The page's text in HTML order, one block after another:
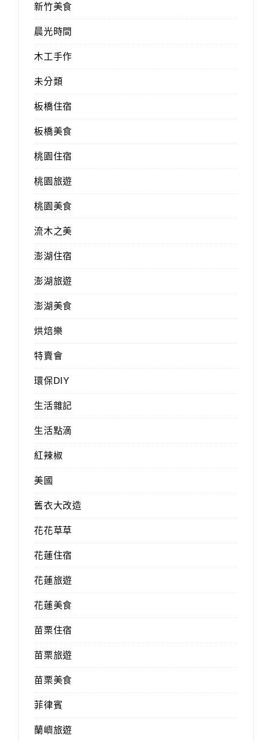
新竹美食
晨光時間
木工手作
未分類
板橋住宿
板橋美食
桃園住宿
桃園旅遊
桃園美食
流木之美
澎湖住宿
澎湖旅遊
澎湖美食
烘焙樂
特賣會
環保DIY
生活雜記
生活點滴
紅辣椒
美國
舊衣大改造
花花草草
花蓮住宿
花蓮旅遊
花蓮美食
苗栗住宿
苗栗旅遊
苗栗美食
菲律賓
蘭嶼旅遊